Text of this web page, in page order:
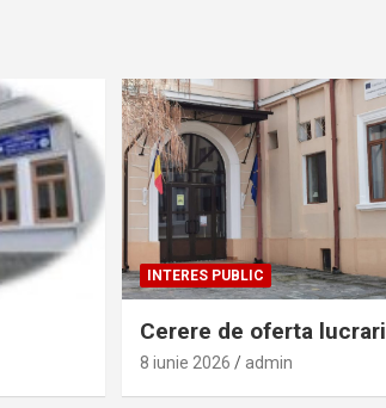
INTERES PUBLIC
Cerere de oferta lucrari
8 iunie 2026 admin